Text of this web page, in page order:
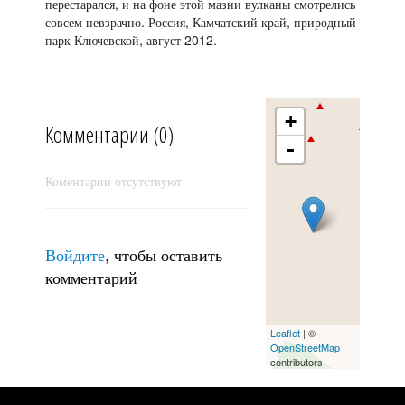
перестарался, и на фоне этой мазни вулканы смотрелись
совсем невзрачно. Россия, Камчатский край, природный
парк Ключевской, август 2012.
Комментарии (0)
Коментарии отсутствуют
Войдите, чтобы оставить
комментарий
+
-
Leaflet| ©
OpenStreetMap
contributors